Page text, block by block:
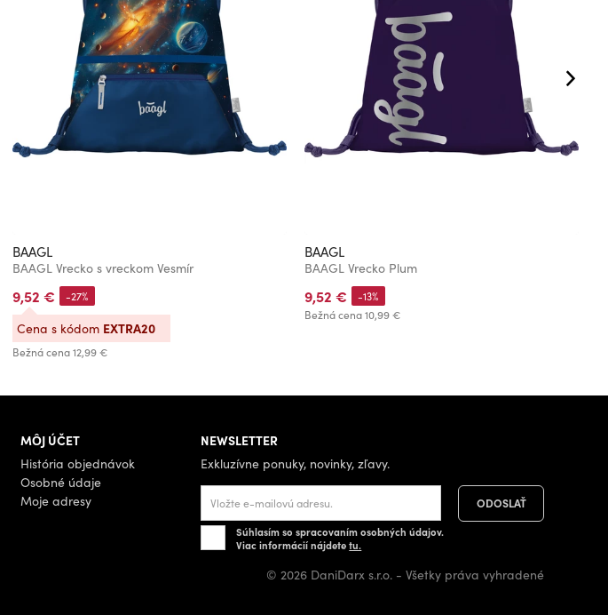
BAAGL
BAAGL Vrecko s vreckom Vesmír
9,52 €
Bežná cena12,99 €
-27%
Cena s kódom EXTRA20
BAAGL
BAAGL Vrecko Plum
9,52 €
Bežná cena10,99 €
-13%
MÔJ ÚČET
História objednávok
Osobné údaje
Moje adresy
NEWSLETTER
Exkluzívne ponuky, novinky, zľavy.
Súhlasím so spracovaním osobných údajov.
Viac informácií nájdetetu.
© 2026 DaniDarx s.r.o. - Všetky práva vyhradené